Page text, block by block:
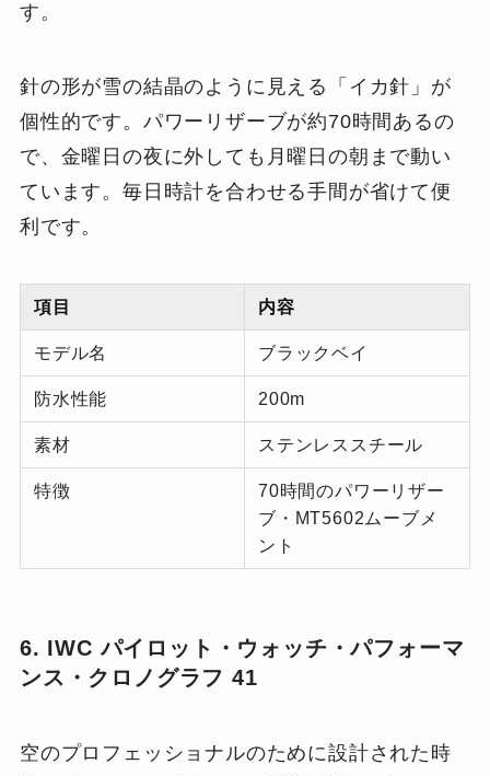
す。
針の形が雪の結晶のように見える「イカ針」が
個性的です。パワーリザーブが約70時間あるの
で、金曜日の夜に外しても月曜日の朝まで動い
ています。毎日時計を合わせる手間が省けて便
利です。
項目 内容
モデル名 ブラックベイ
防水性能 200m
素材 ステンレススチール
特徴
70時間のパワーリザー
ブ・MT5602ムーブメ
ント
6. IWC パイロット・ウォッチ・パフォーマ
ンス・クロノグラフ 41
空のプロフェッショナルのために設計された時